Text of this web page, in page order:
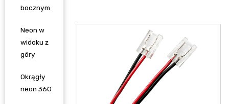
bocznym
Neon w
widoku z
góry
Okrągły
neon 360